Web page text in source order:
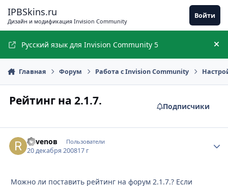
IPBSkins.ru
Дизайн и модификация Invision Community
Войти
Русский язык для Invision Community 5
Главная Форум Работа с Invision Community
Рейтинг на 2.1.7. Подписчики
Ravenов Пользователи
20 декабря 200817 г
Можно ли поставить рейтинг на форум 2.1.7.? Если